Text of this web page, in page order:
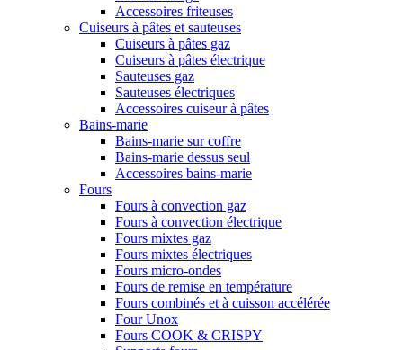
Accessoires friteuses
Cuiseurs à pâtes et sauteuses
Cuiseurs à pâtes gaz
Cuiseurs à pâtes électrique
Sauteuses gaz
Sauteuses électriques
Accessoires cuiseur à pâtes
Bains-marie
Bains-marie sur coffre
Bains-marie dessus seul
Accessoires bains-marie
Fours
Fours à convection gaz
Fours à convection électrique
Fours mixtes gaz
Fours mixtes électriques
Fours micro-ondes
Fours de remise en température
Fours combinés et à cuisson accélérée
Four Unox
Fours COOK & CRISPY